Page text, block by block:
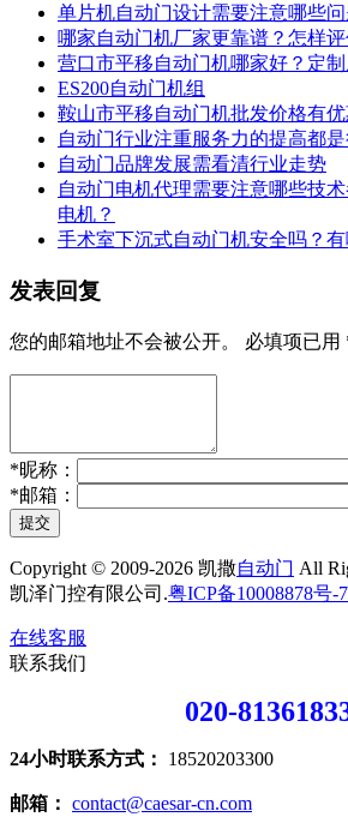
单片机自动门设计需要注意哪些
哪家自动门机厂家更靠谱？怎样
营口市平移自动门机哪家好？定制
ES200自动门机组
鞍山市平移自动门机批发价格有优
自动门行业注重服务力的提高都
自动门品牌发展需看清行业走势
自动门电机代理需要注意哪些技
电机？
手术室下沉式自动门机安全吗？有
发表回复
您的邮箱地址不会被公开。 必填项已用
*昵称：
*邮箱：
提交
Copyright © 2009-2026 凯撒自动门 All
凯泽门控有限公司.粤ICP备10008878号-7
在线客服
联系我们
020-
24小时联系方式： 18520203300
邮箱： contact@caesar-cn.com